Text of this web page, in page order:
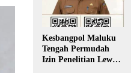
Kesbangpol Maluku
Tengah Permudah
Izin Penelitian Lewat